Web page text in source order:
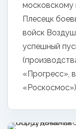
Плесецк
войск
успешный
«Прогресс»,